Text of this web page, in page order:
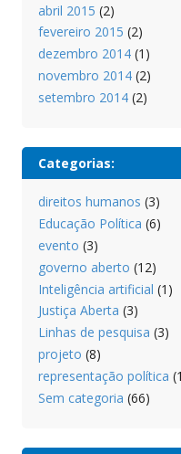
abril 2015 (2)
fevereiro 2015 (2)
dezembro 2014(1)
novembro 2014(2)
setembro 2014(2)
Categorias:
direitos humanos (3)
Educação Política (6)
evento (3)
governo aberto (12)
Inteligência artificial (1)
Justiça Aberta (3)
Linhas de pesquisa (3)
projeto (8)
representação política
Sem categoria (66)